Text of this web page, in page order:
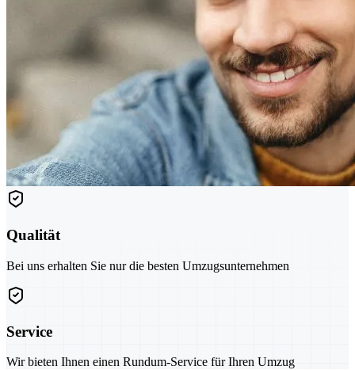
Qualität
Bei uns erhalten Sie nur die besten Umzugsunternehmen
Service
Wir bieten Ihnen einen Rundum-Service für Ihren Umzug